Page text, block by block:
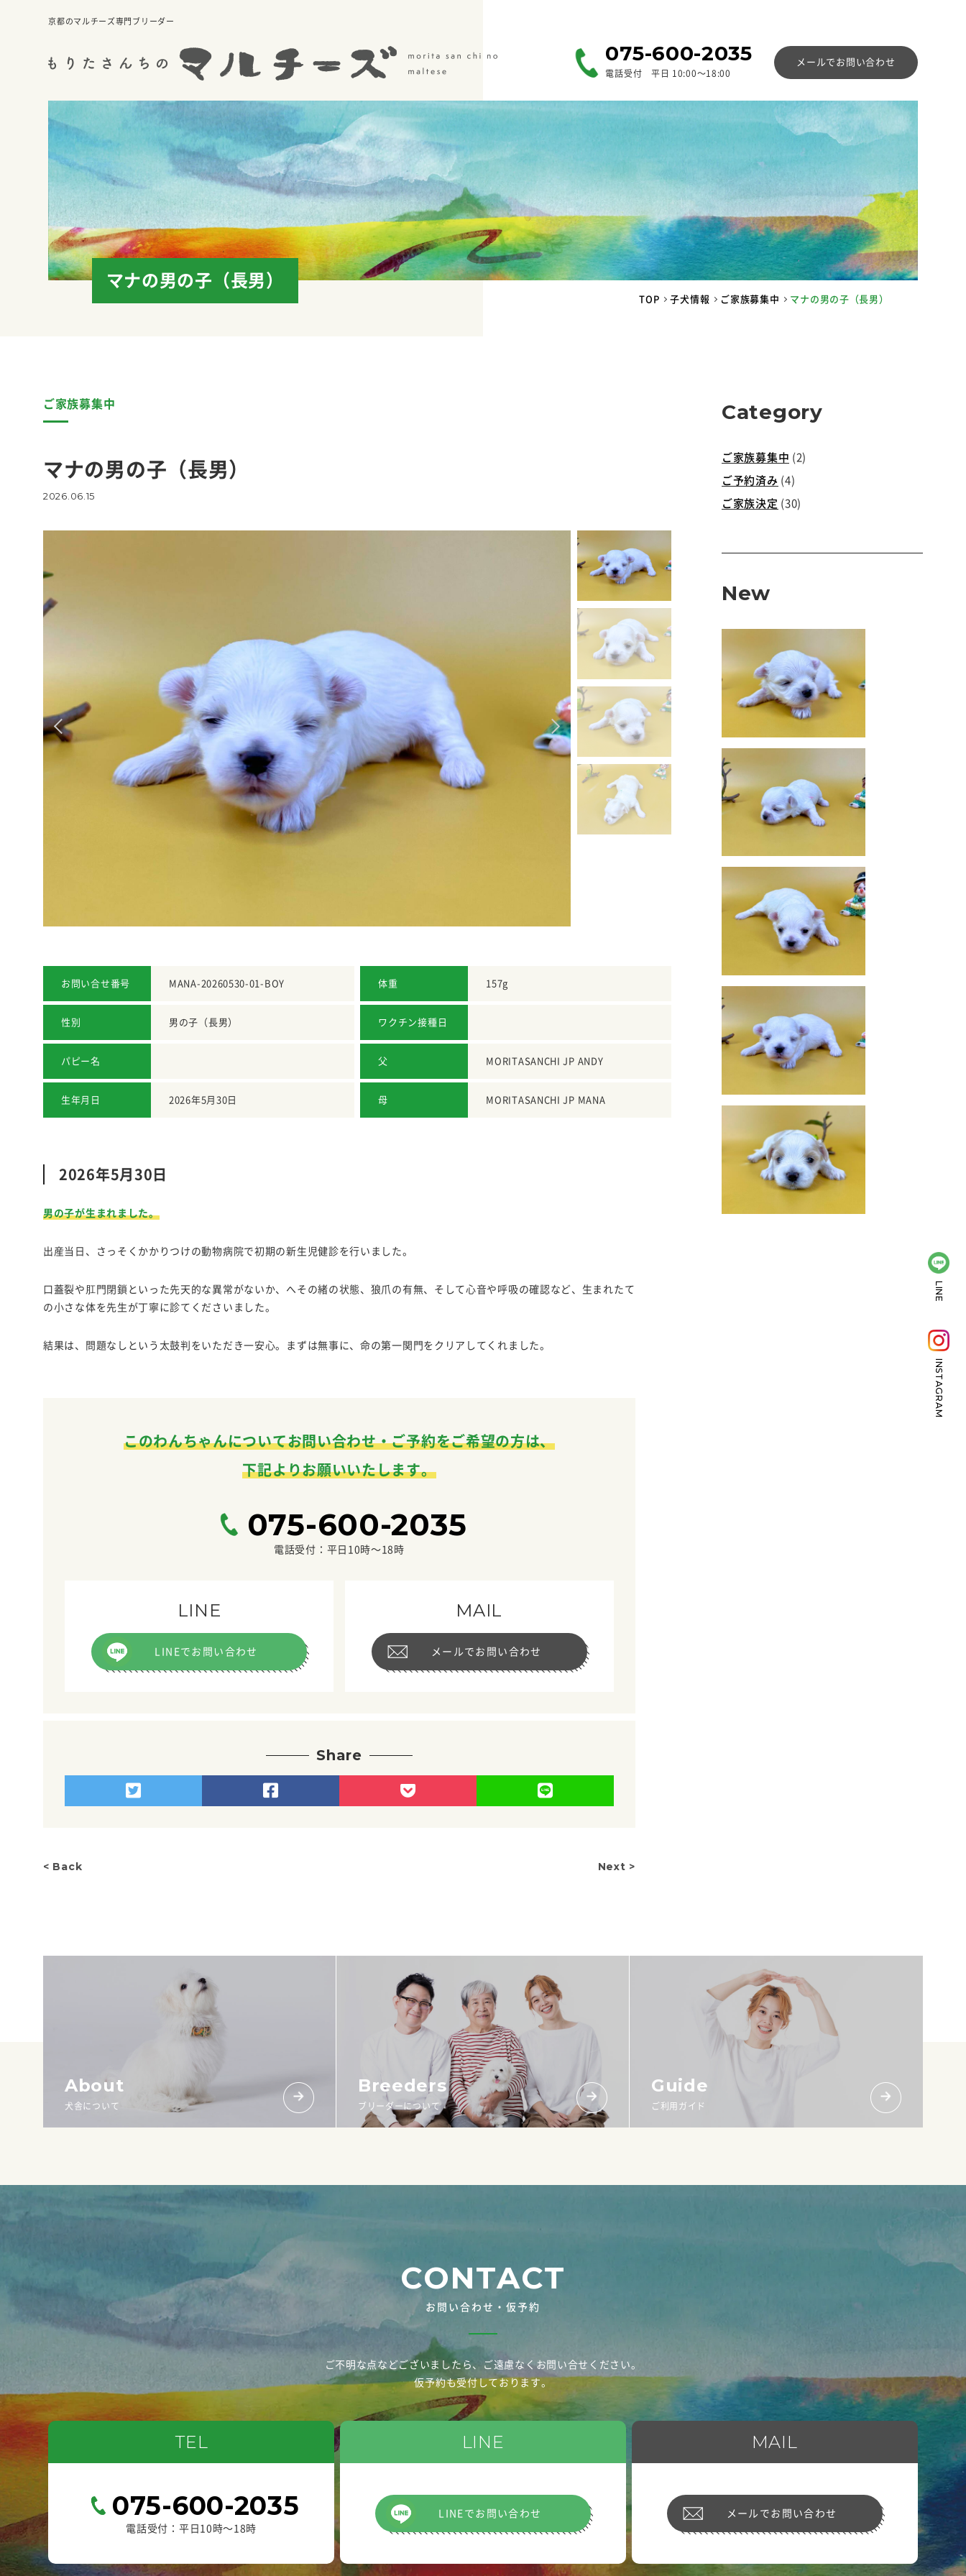
京都のマルチーズ専門ブリーダー
075-600-2035
電話受付 平日 10:00〜18:00
メールでお問い合わせ
マナの男の子（長男）
TOP 子犬情報 ご家族募集中 マナの男の子（長男）
ご家族募集中
マナの男の子（長男）
2026.06.15
お問い合せ番号 MANA-20260530-01-BOY
性別 男の子（長男）
パピー名
生年月日 2026年5月30日
体重 157g
ワクチン接種日
父 MORITASANCHI JP ANDY
母 MORITASANCHI JP MANA
2026年5月30日
男の子が生まれました。
出産当日、さっそくかかりつけの動物病院で初期の新生児健診を行いました。
口蓋裂や肛門閉鎖といった先天的な異常がないか、へその緒の状態、狼爪の有無、そして心音や呼吸の確認など、生まれたて
の小さな体を先生が丁寧に診てくださいました。
結果は、問題なしという太鼓判をいただき一安心。まずは無事に、命の第一関門をクリアしてくれました。
このわんちゃんについてお問い合わせ・ご予約をご希望の方は、
下記よりお願いいたします。
075-600-2035
電話受付：平日10時〜18時
LINE
LINEでお問い合わせ
MAIL
メールでお問い合わせ
Share
< Back Next >
Category
ご家族募集中 (2)
ご予約済み (4)
ご家族決定 (30)
New
About
犬舎について
Breeders
ブリーダーについて
Guide
ご利用ガイド
CONTACT
お問い合わせ・仮予約
ご不明な点などございましたら、
ご遠慮なくお問い合せください。
仮予約も受付しております。
TEL
075-600-2035
電話受付：平日10時〜18時
LINE
LINEでお問い合わせ
MAIL
メールでお問い合わせ
LINE
INSTAGRAM